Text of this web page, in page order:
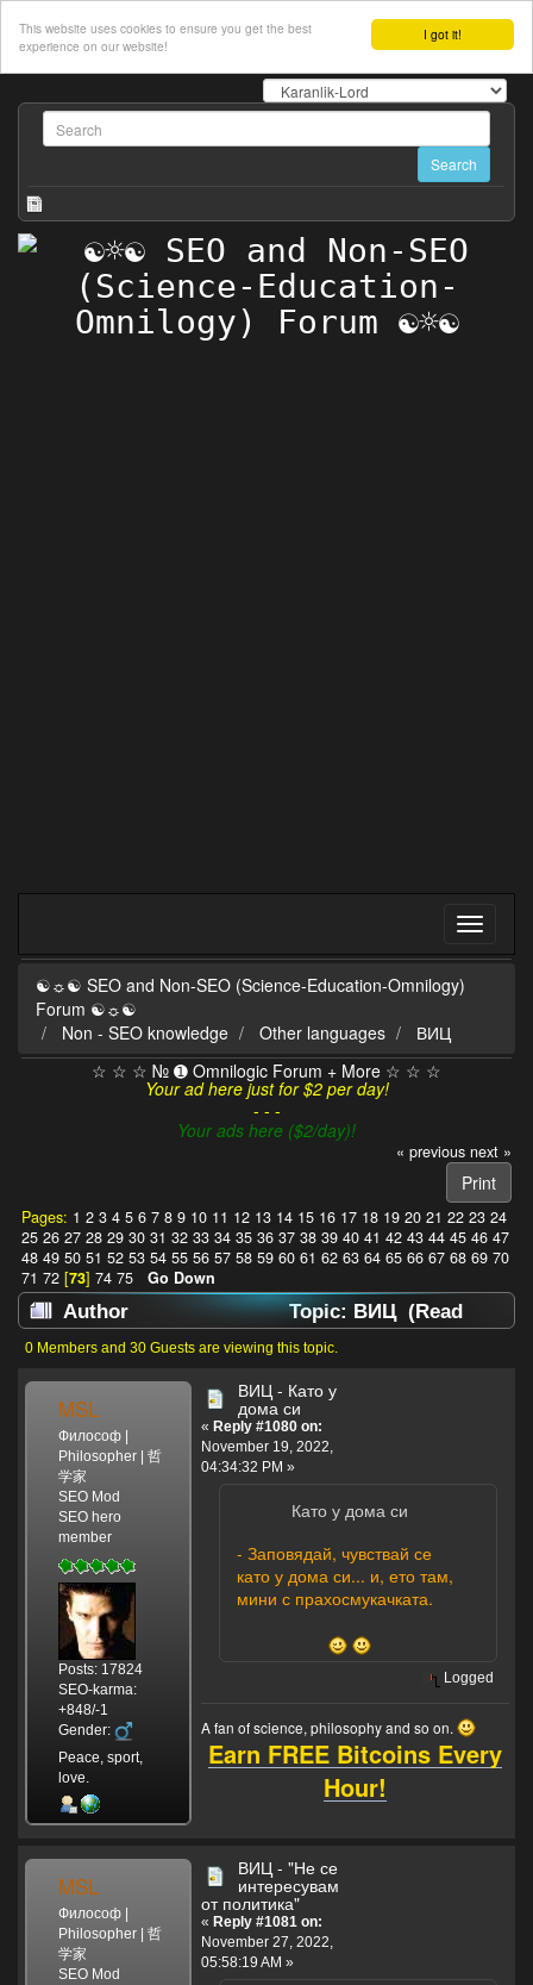
I got it!
This website uses cookies to ensure you get the best
experience on our website!
☯☼☯ SEO and Non-SEO (Science-Education-Omnilogy)
Forum ☯☼☯
Non - SEO knowledge
Other languages
ВИЦ
☆ ☆ ☆ № ➊ Omnilogic Forum + More ☆ ☆ ☆
Your ad here just for $2 per day!
- - -
Your ads here ($2/day)!
« previous next »
Print
Pages: 1 2 3 4 5 6 7 8 9 10 11 12 13 14 15 16 17 18 19 20 21 22 23 24
25 26 27 28 29 30 31 32 33 34 35 36 37 38 39 40 41 42 43 44 45 46 47
48 49 50 51 52 53 54 55 56 57 58 59 60 61 62 63 64 65 66 67 68 69 70
71 72[73] 74 75 Go Down
Author
Topic: ВИЦ (Read
629963 times)
0 Members and 30 Guests are viewing this topic.
MSL
Философ |
Philosopher | 哲
学家
SEO Mod
SEO hero
member
Posts: 17824
SEO-karma:
+848/-1
Gender:
Peace, sport,
love.
ВИЦ - Като у
дома си
« Reply #1080 on:
November 19, 2022,
04:34:32 PM »
Като у дома си
- Заповядай, чувствай се
като у дома си... и, ето там,
мини с прахосмукачката.
Logged
A fan of science, philosophy and so on.
Earn FREE Bitcoins Every
Hour!
MSL
Философ |
Philosopher | 哲
学家
SEO Mod
ВИЦ - "Не се
интересувам
от политика"
« Reply #1081 on:
November 27, 2022,
05:58:19 AM »